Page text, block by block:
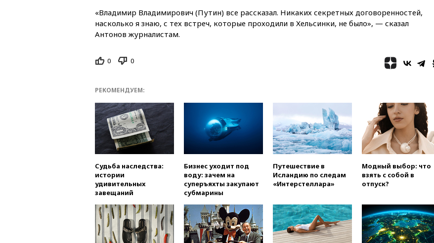
крупнейшим поставщиком
авиатоплива в Европу
усилий против наркотрафика
ВМС Испании усилили
03:30
В Минстрое сравнили
качество жилья в Нью-Йорке и
России
02:30
Трамп попросил
отпустить его с круглого стола
в Госдепе, чтобы «вести
01:35
Мигрант погиб при
попытке попасть из Марокко в
00:30
FT: ЕС не готов принять в
блок Украину из-за уровня
коррупции
«Владимир Владимирович (Путин) все рассказал. Никаких секретных договоренностей,
насколько я знаю, с тех встреч, которые проходили в Хельсинки, не было», — сказал
Антонов журналистам.
0 0
РЕКОМЕНДУЕМ:
Судьба наследства:
истории
удивительных
завещаний
Бизнес уходит под
воду: зачем на
суперъяхты закупают
субмарины
Путешествие в
Исландию по следам
«Интерстеллара»
Модный выбор: что
взять с собой в
отпуск?